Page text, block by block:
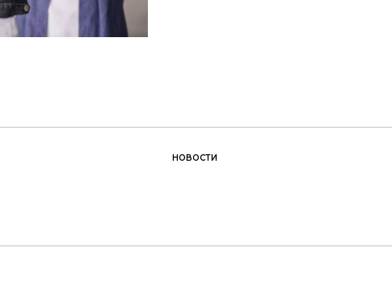
НОВОСТИ